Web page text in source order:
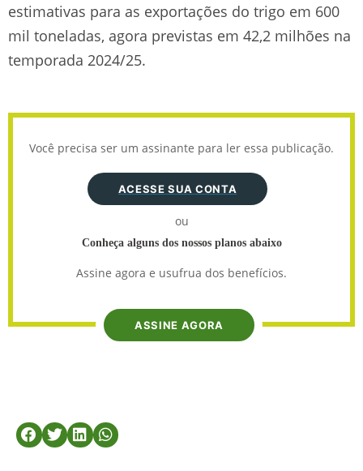
estimativas para as exportações do trigo em 600
mil toneladas, agora previstas em 42,2 milhões na
temporada 2024/25.
Você precisa ser um assinante para ler essa publicação.
ACESSE SUA CONTA
ou
Conheça alguns dos nossos planos abaixo
Assine agora e usufrua dos benefícios.
ASSINE AGORA